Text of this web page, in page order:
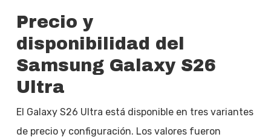
Precio y
disponibilidad del
Samsung Galaxy S26
Ultra
El Galaxy S26 Ultra está disponible en tres variantes
de precio y configuración. Los valores fueron